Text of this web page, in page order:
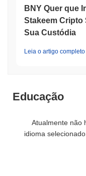
BNY Quer que
Stakeem Cripto
Sua Custódia
Leia o artigo completo
Educação
Atualmente não
idioma